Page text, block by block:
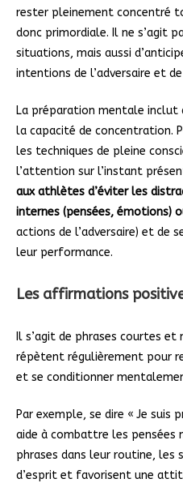
rester pleinement concentré
donc primordiale. Il ne s’agit
situations, mais aussi
intentions de l’adversaire et
La préparation mentale inclut
la capacité de concentration.
les techniques de pleine
l’attention sur l’instant
aux athlètes d’éviter les
internes (pensées, émotions)
actions de l’adversaire) et de
leur performance.
Les affirmations
Il s’agit de phrases courtes
répètent régulièrement pour
et se conditionner
Par exemple, se dire « Je suis
aide à combattre les pensées
phrases dans leur routine,
d’esprit et favorisent une